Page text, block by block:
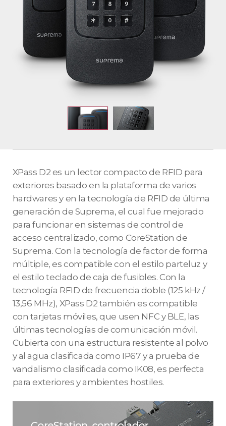
XPass D2 es un lector compacto de RFID para
exteriores basado en la plataforma de varios
hardwares y en la tecnología de RFID de última
generación de Suprema, el cual fue mejorado
para funcionar en sistemas de control de
acceso centralizado, como CoreStation de
Suprema. Con la tecnología de factor de forma
múltiple, es compatible con el estilo parteluz y
el estilo teclado de caja de fusibles. Con la
tecnología RFID de frecuencia doble (125 kHz /
13,56 MHz), XPass D2 también es compatible
con tarjetas móviles, que usen NFC y BLE, las
últimas tecnologías de comunicación móvil.
Cubierta con una estructura resistente al polvo
y al agua clasificada como IP67 y a prueba de
vandalismo clasificada como IK08, es perfecta
para exteriores y ambientes hostiles.